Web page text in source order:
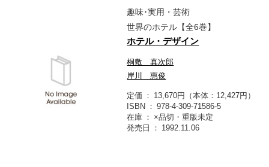
趣味･実用・芸術
世界のホテル【全6巻】
ホテル・デザイン
桐敷 真次郎
岸川 惠俊
定価
13,670円（本体：12,427円）
ISBN
978-4-309-71586-5
在庫
×品切・重版未定
発売日
1992.11.06